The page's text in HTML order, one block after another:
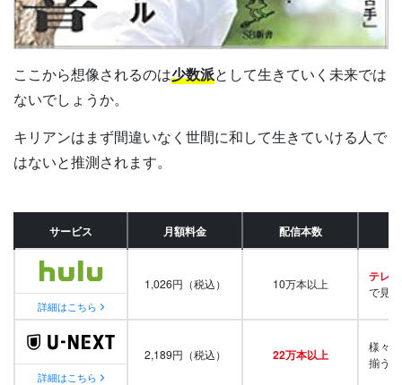
ここから想像されるのは少数派として生きていく未来では
ないでしょうか。
キリアンはまず間違いなく世間に和して生きていける人で
はないと推測されます。
サービス 月額料金 配信本数
詳細はこちら
1,026円（税込） 10万本以上 テレビ
で見
詳細はこちら
2,189円（税込） 22万本以上
様々
揃う